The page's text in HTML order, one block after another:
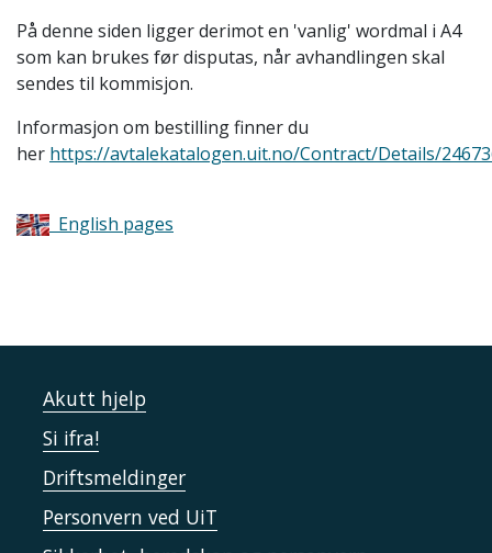
På denne siden ligger derimot en 'vanlig' wordmal i A4
som kan brukes før disputas, når avhandlingen skal
sendes til kommisjon.
Informasjon om bestilling finner du
her https://avtalekatalogen.uit.no/Contract/Details/
English pages
Akutt hjelp
Si ifra!
Driftsmeldinger
Personvern ved UiT